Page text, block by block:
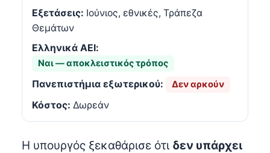
Εξετάσεις: Ιούνιος, εθνικές, Τράπεζα
Θεμάτων
Ελληνικά ΑΕΙ:
Ναι — αποκλειστικός τρόπος
Πανεπιστήμια εξωτερικού: Δεν αρκούν
Κόστος: Δωρεάν
Η υπουργός ξεκαθάρισε ότι δεν υπάρχει